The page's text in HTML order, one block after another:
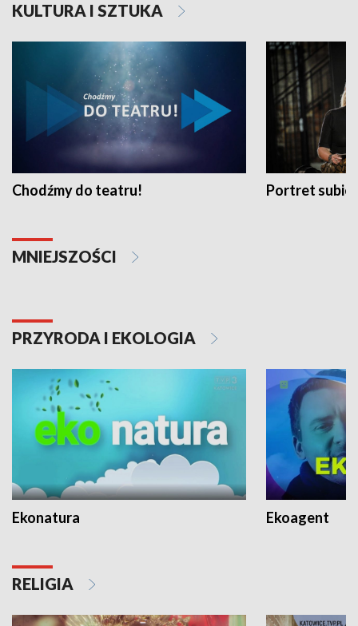
KULTURA I SZTUKA
Chodźmy do teatru! Portret
MNIEJSZOŚCI
PRZYRODA I EKOLOGIA
Ekonatura Ekoagent
RELIGIA